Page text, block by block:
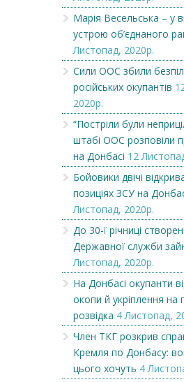
Марія Весельська – у
устрою об’єднаного
Листопад, 2020р.
Сили ООС збили
російських окупантів
2020р.
“Постріли були
штабі ООС розповіли
на Донбасі 12
Бойовики двічі
позиціях ЗСУ на
Листопад, 2020р.
До 30-ї річниці
Державної служби
Листопад, 2020р.
На Донбасі окупанти
окопи й укріплення на
розвідка 4 Листопад,
Член ТКГ розкрив
Кремля по Донбасу:
цього хочуть 4